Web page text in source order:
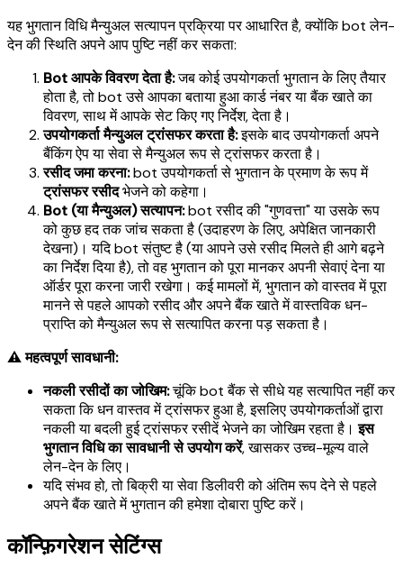
यह भुगतान विधि मैन्युअल सत्यापन प्रक्रिया पर आधारित है, क्योंकि bot लेन-
देन की स्थिति अपने आप पुष्टि नहीं कर सकता:
Bot आपके विवरण देता है:जब कोई उपयोगकर्ता भुगतान के लिए तैयार
होता है, तो bot उसे आपका बताया हुआ कार्ड नंबर या बैंक खाते का
विवरण, साथ में आपके सेट किए गए निर्देश, देता है।
उपयोगकर्ता मैन्युअल ट्रांसफर करता है:इसके बाद उपयोगकर्ता अपने
बैंकिंग ऐप या सेवा से मैन्युअल रूप से ट्रांसफर करता है।
रसीद जमा करना:bot उपयोगकर्ता से भुगतान के प्रमाण के रूप में
ट्रांसफर रसीदभेजने को कहेगा।
Bot (या मैन्युअल) सत्यापन:bot रसीद की "गुणवत्ता" या उसके रूप
को कुछ हद तक जांच सकता है (उदाहरण के लिए, अपेक्षित जानकारी
देखना)। यदि bot संतुष्ट है (या आपने उसे रसीद मिलते ही आगे बढ़ने
का निर्देश दिया है), तो वह भुगतान को पूरा मानकर अपनी सेवाएं देना या
ऑर्डर पूरा करना जारी रखेगा। कई मामलों में, भुगतान को वास्तव में पूरा
मानने से पहले आपको रसीद और अपने बैंक खाते में वास्तविक धन-
प्राप्ति को मैन्युअल रूप से सत्यापित करना पड़ सकता है।
⚠️ महत्वपूर्ण सावधानी:
नकली रसीदों का जोखिम:चूंकि bot बैंक से सीधे यह सत्यापित नहीं कर
सकता कि धन वास्तव में ट्रांसफर हुआ है, इसलिए उपयोगकर्ताओं द्वारा
नकली या बदली हुई ट्रांसफर रसीदें भेजने का जोखिम रहता है।इस
भुगतान विधि का सावधानी से उपयोग करें, खासकर उच्च-मूल्य वाले
लेन-देन के लिए।
यदि संभव हो, तो बिक्री या सेवा डिलीवरी को अंतिम रूप देने से पहले
अपने बैंक खाते में भुगतान की हमेशा दोबारा पुष्टि करें।
कॉन्फ़िगरेशन सेटिंग्स